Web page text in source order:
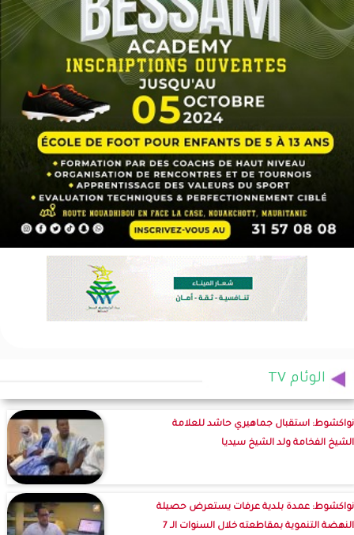
الوئام TV
نواكشوط: استقبال جماهيري حاشد للعلامة
الشيخ الفخامة ولد الشيخ سيديا
نواكشوط: عمدة بلدية عرفات يستعرض حصيلة
النهضة التنموية بمقاطعته خلال السنوات الـ 7